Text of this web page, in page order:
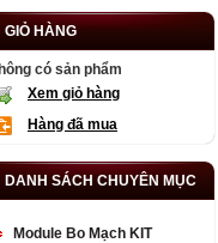
GIỎ HÀNG
có sản phẩm
Xem giỏ hàng
Hàng đã mua
DANH SÁCH CHUYÊN MỤC
Module Bo Mạch KIT